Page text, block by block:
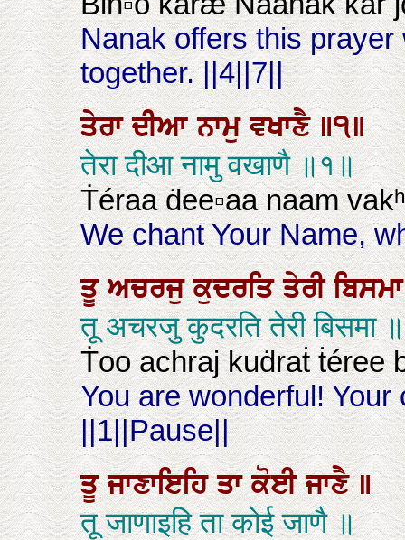
Nanak offers this
together. ||4||7||
ਤੇਰਾਦੀਆਨਾਮੁਵਖਾਣੈ॥੧॥
तेरा दीआ नामु वखाणै ॥१॥
Ṫéraa ḋee▫aa naam
We chant Your Name,
ਤੂਅਚਰਜੁਕੁਦਰਤਿਤੇਰੀ
तू अचरजु कुदरति तेरी बिसमा
Ṫoo achraj kuḋraṫ ṫéree
You are wonderful!
||1||Pause||
ਤੂਜਾਣਾਇਹਿਤਾਕੋਈਜਾਣੈ॥
तू जाणाइहि ता कोई जाणै ॥